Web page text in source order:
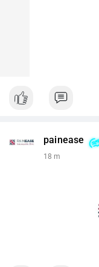
painease
18 m